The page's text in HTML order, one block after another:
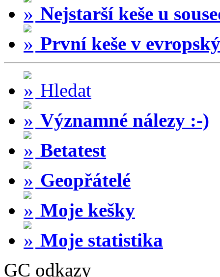
Nejstarší keše u
První keše v
Hledat
Významné nálezy :-)
Betatest
Geopřátelé
Moje kešky
Moje statistika
GC odkazy